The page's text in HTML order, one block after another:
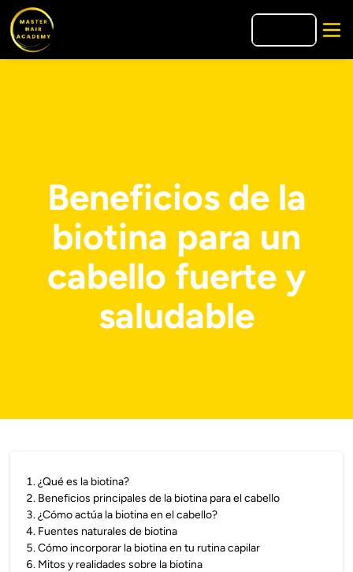
Beneficios de la
biotina para un
cabello fuerte y
saludable
1.¿Qué es la biotina?
2. Beneficios principales de la biotina para el cabello
3.¿Cómo actúa la biotina en el cabello?
4. Fuentes naturales de biotina
5.Cómo incorporar la biotina en tu rutina capilar
6. Mitos y realidades sobre la biotina